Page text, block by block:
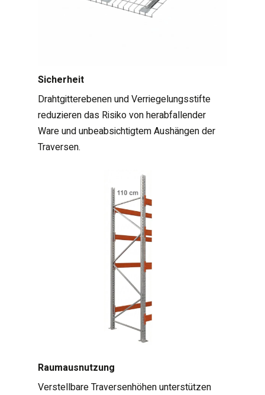
Sicherheit
Drahtgitterebenen und Verriegelungsstifte
reduzieren das Risiko von herabfallender
Ware und unbeabsichtigtem Aushängen der
Traversen.
Raumausnutzung
Verstellbare Traversenhöhen unterstützen